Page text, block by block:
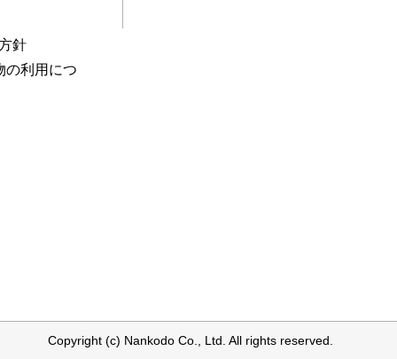
針
の利用につ
Copyright (c) Nankodo Co., Ltd. All rights reserved.